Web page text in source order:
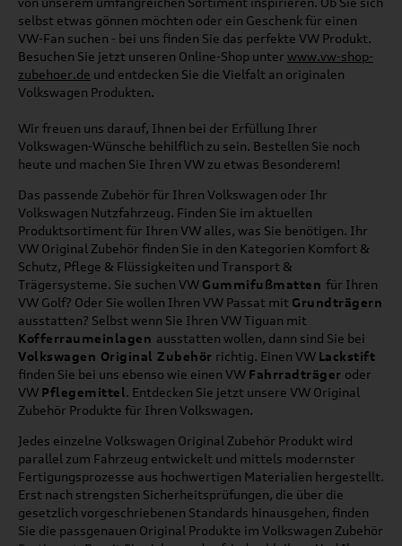
selbst etwas gönnen möchten oder ein Geschenk für einen
VW-Fan suchen - bei uns finden Sie das perfekte VW Produkt.
Besuchen Sie jetzt unseren Online-Shop unter www.vw-shop-
zubehoer.de und entdecken Sie die Vielfalt an originalen
Volkswagen Produkten.
Wir freuen uns darauf, Ihnen bei der Erfüllung Ihrer
Volkswagen-Wünsche behilflich zu sein. Bestellen Sie noch
heute und machen Sie Ihren VW zu etwas Besonderem!
Das passende Zubehör für Ihren Volkswagen oder Ihr
Volkswagen Nutzfahrzeug. Finden Sie im aktuellen
Produktsortiment für Ihren VW alles, was Sie benötigen. Ihr
VW Original Zubehör finden Sie in den Kategorien Komfort &
Schutz, Pflege & Flüssigkeiten und Transport &
Trägersysteme. Sie suchen VW Gummifußmatten für Ihren
VW Golf? Oder Sie wollen Ihren VW Passat mit Grundträgern
ausstatten? Selbst wenn Sie Ihren VW Tiguan mit
Kofferraumeinlagen ausstatten wollen, dann sind Sie bei
Volkswagen Original Zubehör richtig. Einen VW Lackstift
finden Sie bei uns ebenso wie einen VW Fahrradträger oder
VW Pflegemittel. Entdecken Sie jetzt unsere VW Original
Zubehör Produkte für Ihren Volkswagen.
Jedes einzelne Volkswagen Original Zubehör Produkt wird
parallel zum Fahrzeug entwickelt und mittels modernster
Fertigungsprozesse aus hochwertigen Materialien hergestellt.
Erst nach strengsten Sicherheitsprüfungen, die über die
gesetzlich vorgeschriebenen Standards hinausgehen, finden
Sie die passgenauen Original Produkte im Volkswagen Zubehör